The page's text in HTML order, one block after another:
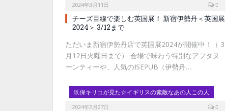
2024年3月11日 0
チーズ目線で楽しむ英国展！ 新宿伊勢丹＜英国展
2024＞ 3/12まで
ただいま新宿伊勢丹店で英国展2024が開催中！（ 3
月12日火曜日まで） 会場で味わう特別なアフタヌ
ーンティーや、人気のISEPUB（伊勢丹…
玖保キリコが見た☆イギリスの素敵なあの人この人
2024年2月27日 0